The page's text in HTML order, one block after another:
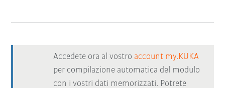
Accedete ora al vostro account my.KUKA
per compilazione automatica del modulo
con i vostri dati memorizzati. Potrete